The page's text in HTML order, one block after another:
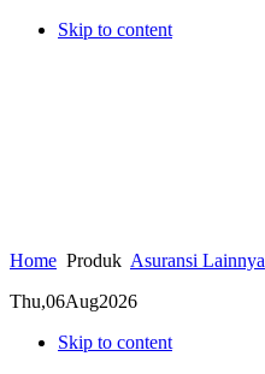
Skip to content
Home Produk Asuransi Lainnya
Thu,06Aug2026
Skip to content